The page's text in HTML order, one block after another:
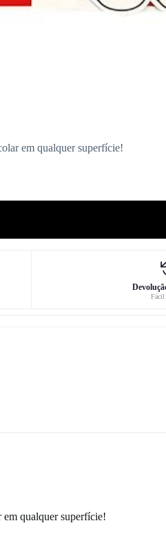
em qualquer superfície!
Fácil
em qualquer superfície!